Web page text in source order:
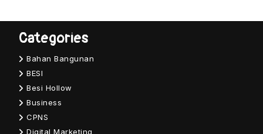
Categories
Bahan Bangunan
BESI
Besi Hollow
Business
CPNS
Digital Marketing